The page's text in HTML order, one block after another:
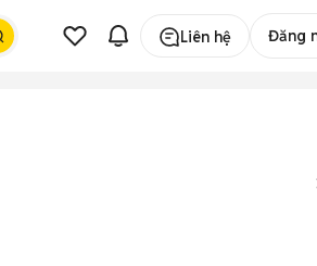
Liên hệ Đăng